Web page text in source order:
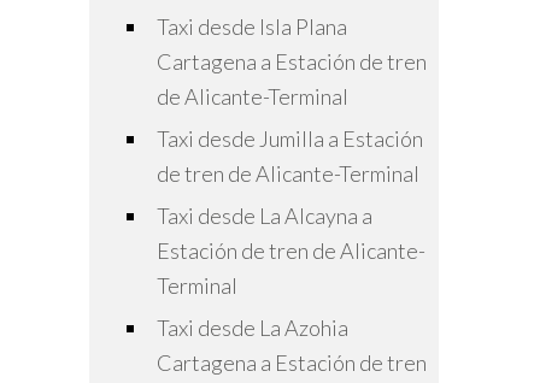
Taxi desde Isla Plana
Cartagena a Estación de tren
de Alicante-Terminal
Taxi desde Jumilla a Estación
de tren de Alicante-Terminal
Taxi desde La Alcayna a
Estación de tren de Alicante-
Terminal
Taxi desde La Azohia
Cartagena a Estación de tren